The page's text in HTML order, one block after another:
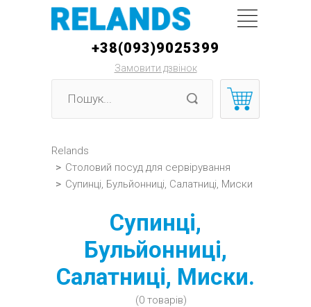
+38(093)9025399
Замовити дзвінок
Relands
> Столовий посуд для сервірування
> Супинці, Бульйонниці, Салатниці, Миски
Супинці,
Бульйонниці,
Салатниці, Миски.
(0 товарів)